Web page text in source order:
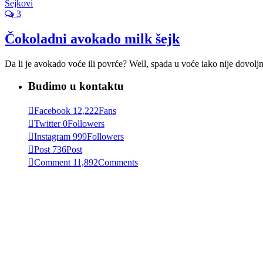
Šejkovi
3
Čokoladni avokado milk šejk
Da li je avokado voće ili povrće? Well, spada u voće iako nije
Budimo u kontaktu
Facebook 12,222Fans
Twitter 0Followers
Instagram 999Followers
Post 736Post
Comment 11,892Comments